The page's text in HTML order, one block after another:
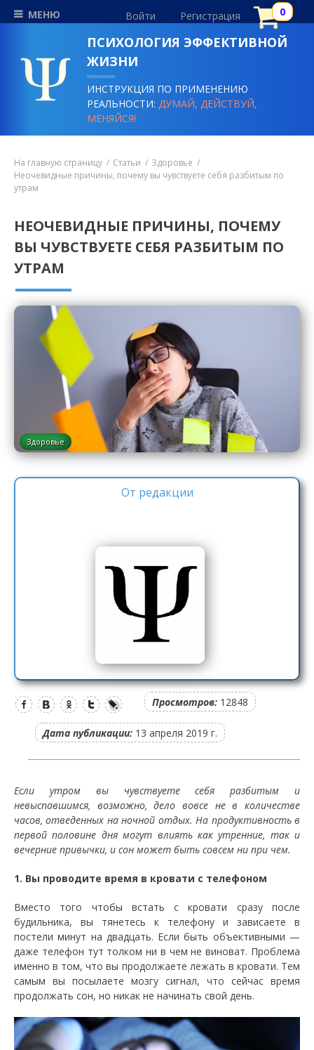
МЕНЮ Войти Регистрация
ПСИХОЛОГИЯ ЭФФЕКТИВНОЙ
ЖИЗНИ
ИНСТРУКЦИЯ ПО ПРИМЕНЕНИЮ
РЕАЛЬНОСТИ:ДУМАЙ, ДЕЙСТВУЙ,
МЕНЯЙСЯ!
На главную страницу Статьи
Здоровье
Неочевидные причины, почему вы чувствуете себя разбитым по
утрам
НЕОЧЕВИДНЫЕ ПРИЧИНЫ, ПОЧЕМУ
ВЫ ЧУВСТВУЕТЕ СЕБЯ РАЗБИТЫМ ПО
УТРАМ
Здоровье
От редакции
Просмотров: 12848
Дата публикации: 13 апреля 2019 г.
Если утром вы чувствуете себя разбитым и
невыспавшимся, возможно, дело вовсе не в количестве
часов, отведенных на ночной отдых. На продуктивность в
первой половине дня могут влиять как утренние, так и
вечерние привычки, и сон может быть совсем ни при чем.
1. Вы проводите время в кровати с телефоном
Вместо того чтобы встать с кровати сразу после
будильника, вы тянетесь к телефону и зависаете в
постели минут на двадцать. Если быть объективными —
даже телефон тут толком ни в чем не виноват. Проблема
именно в том, что вы продолжаете лежать в кровати. Тем
самым вы посылаете мозгу сигнал, что сейчас время
продолжать сон, но никак не начинать свой день.